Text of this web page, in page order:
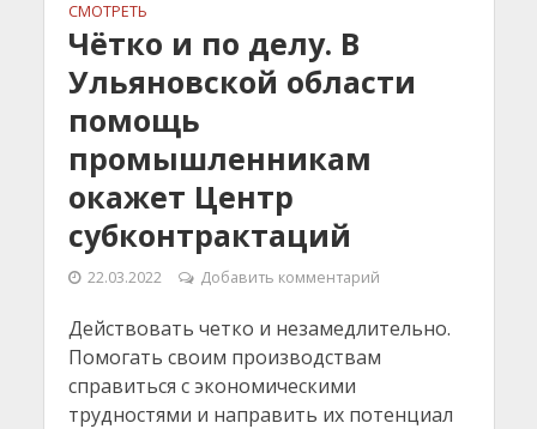
СМОТРЕТЬ
Чётко и по делу. В
Ульяновской области
помощь
промышленникам
окажет Центр
субконтрактаций
22.03.2022 Добавить комментарий
Действовать четко и незамедлительно.
Помогать своим производствам
справиться с экономическими
трудностями и направить их потенциал